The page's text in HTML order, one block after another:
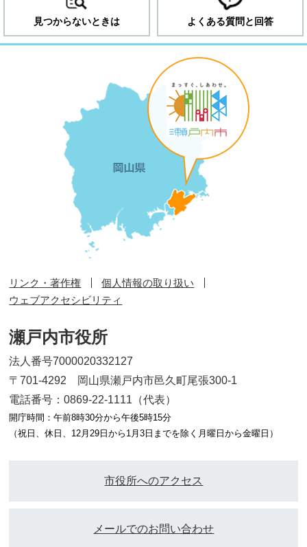
見つからないときは よくある質問と回答
リンク・著作権
個人情報の取り扱い
ウェブアクセシビリティ
瀬戸内市役所
法人番号7000020332127
〒701-4292 岡山県瀬戸内市邑久町尾張300-1
電話番号：0869-22-1111（代表）
開庁時間：午前8時30分から午後5時15分
（祝日、休日、12月29日から1月3日までを除く月曜日から金曜日）
市役所へのアクセス
メールでのお問い合わせ